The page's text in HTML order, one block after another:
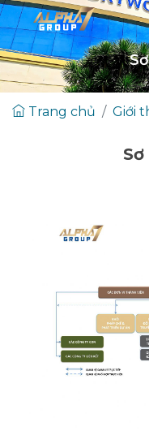
Trang chủ Giới